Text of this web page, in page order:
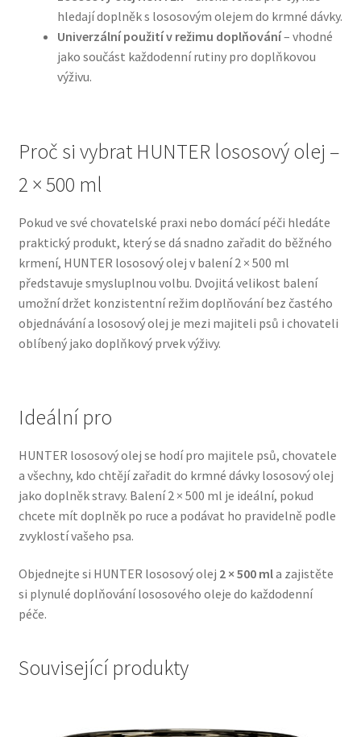
Hračky pro psy
Konzervy a kapsičky pro psy
Oblečky pro psy
Pamlsky pro psy
Pelíšky pro psy
Ortopedické pelíšky
Přepravky pro psy
Royal Canin pro psy
Veterinární dieta pro psy
Vodítka a obojky
Wolf of Wilderness
hledají doplněk s lososovým olejem do krmné dávky.
Univerzální použití v režimu doplňování– vhodné
jako součást každodenní rutiny pro doplňkovou
výživu.
Proč si vybrat HUNTER lososový olej –
2 × 500 ml
Pokud ve své chovatelské praxi nebo domácí péči hledáte
praktický produkt, který se dá snadno zařadit do běžného
krmení, HUNTER lososový olej v balení 2 × 500 ml
představuje smysluplnou volbu. Dvojitá velikost balení
umožní držet konzistentní režim doplňování bez častého
objednávání a lososový olej je mezi majiteli psů i chovateli
oblíbený jako doplňkový prvek výživy.
Ideální pro
HUNTER lososový olej se hodí pro majitele psů, chovatele
a všechny, kdo chtějí zařadit do krmné dávky lososový olej
jako doplněk stravy. Balení 2 × 500 ml je ideální, pokud
chcete mít doplněk po ruce a podávat ho pravidelně podle
zvyklostí vašeho psa.
Objednejte si HUNTER lososový olej 2 × 500 mla zajistěte
si plynulé doplňování lososového oleje do každodenní
péče.
Související produkty